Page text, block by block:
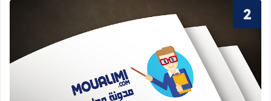
قراءة المزيد عن سور القرآن